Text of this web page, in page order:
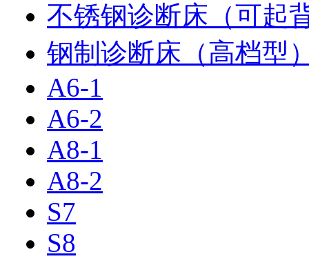
不锈钢诊断床（可起
钢制诊断床（高档型
A6-1
A6-2
A8-1
A8-2
S7
S8